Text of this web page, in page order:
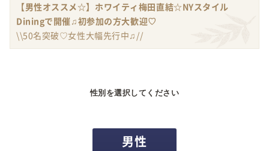
【男性オススメ☆】ホワイティ梅田直結☆NYスタイル
Diningで開催♫初参加の方大歓迎♡
\\50名突破♡女性大幅先行中♫//
性別を選択してください
男性